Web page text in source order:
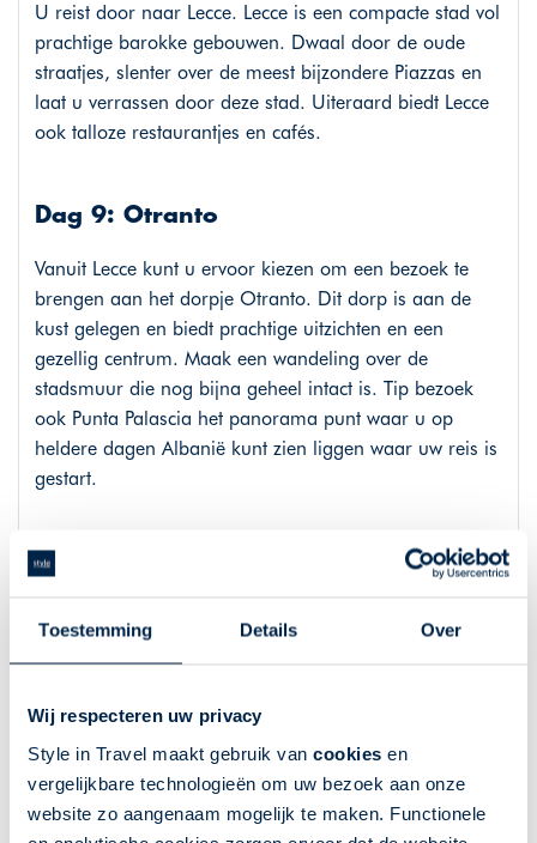
Toestemming Details Over
Wij respecteren uw privacy
Style in Travel maakt gebruik van cookies en
vergelijkbare technologieën om uw bezoek aan onze
website zo aangenaam mogelijk te maken. Functionele
U reist door naar Lecce. Lecce is een compacte stad vol
prachtige barokke gebouwen. Dwaal door de oude
straatjes, slenter over de meest bijzondere Piazzas en
laat u verrassen door deze stad. Uiteraard biedt Lecce
ook talloze restaurantjes en cafés.
Dag 9: Otranto
Vanuit Lecce kunt u ervoor kiezen om een bezoek te
brengen aan het dorpje Otranto. Dit dorp is aan de
kust gelegen en biedt prachtige uitzichten en een
gezellig centrum. Maak een wandeling over de
stadsmuur die nog bijna geheel intact is. Tip bezoek
ook Punta Palascia het panorama punt waar u op
heldere dagen Albanië kunt zien liggen waar uw reis is
gestart.
Dag 10: Op weg naar Citta Bianca
bekend staat als het witte stadje. Ostuni is op een
op de omgeving. Maar ook het strand is op korte
Torre Pozzella.